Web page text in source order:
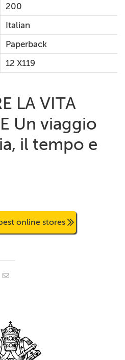
200
Italian
Paperback
12 X119
LA VITA
Un viaggio
il tempo e
online stores